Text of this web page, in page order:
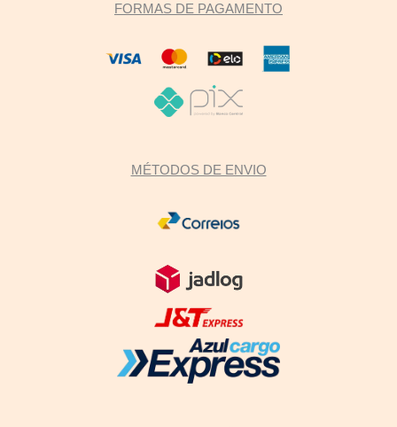
FORMAS DE PAGAMENTO
MÉTODOS DE ENVIO